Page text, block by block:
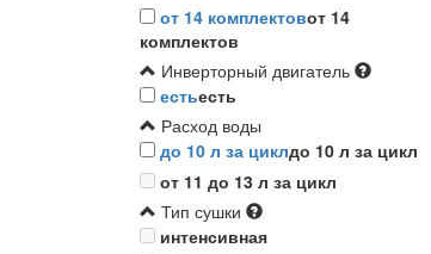
от 14 комплектовот 14
комплектов
Инверторный двигатель
естьесть
Расход воды
до 10 л за циклдо 10 л за цикл
от 11 до 13 л за цикл
Тип сушки
интенсивная